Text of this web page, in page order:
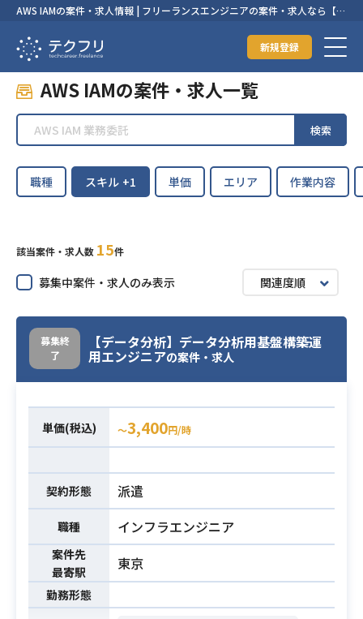
AWS IAMの案件・求人情報 | フリーランスエンジニアの案件・求人なら【テ
新規登録
AWS IAMの案件・求人一覧
検索
職種 スキル +1 単価 エリア 作業内容
該当案件・求人数 15件
募集中案件・求人のみ表示 関連度順
募集終
了
【データ分析】データ分析用基盤構築運
用エンジニアの案件・求人
単価(税込) 〜3,400円/時
契約形態 派遣
職種 インフラエンジニア
案件先
最寄駅
東京
勤務形態